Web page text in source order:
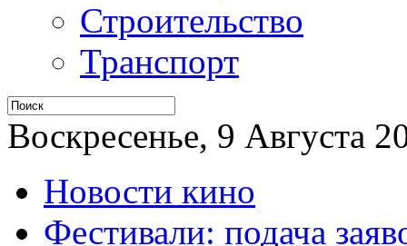
Строительство
Транспорт
Воскресенье, 9 Августа
Новости кино
Фестивали: подача